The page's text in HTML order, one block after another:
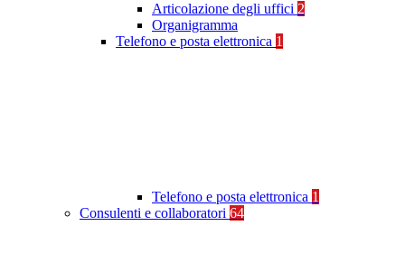
Articolazione degli uffici 2
Organigramma
Telefono e posta elettronica 1
Telefono e posta elettronica 1
Consulenti e collaboratori 64